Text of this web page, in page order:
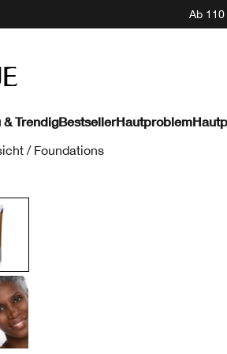
Ab
& TrendigBestsellerHautproblem
/ Foundations